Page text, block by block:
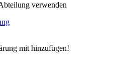
verwenden
mit hinzufügen!